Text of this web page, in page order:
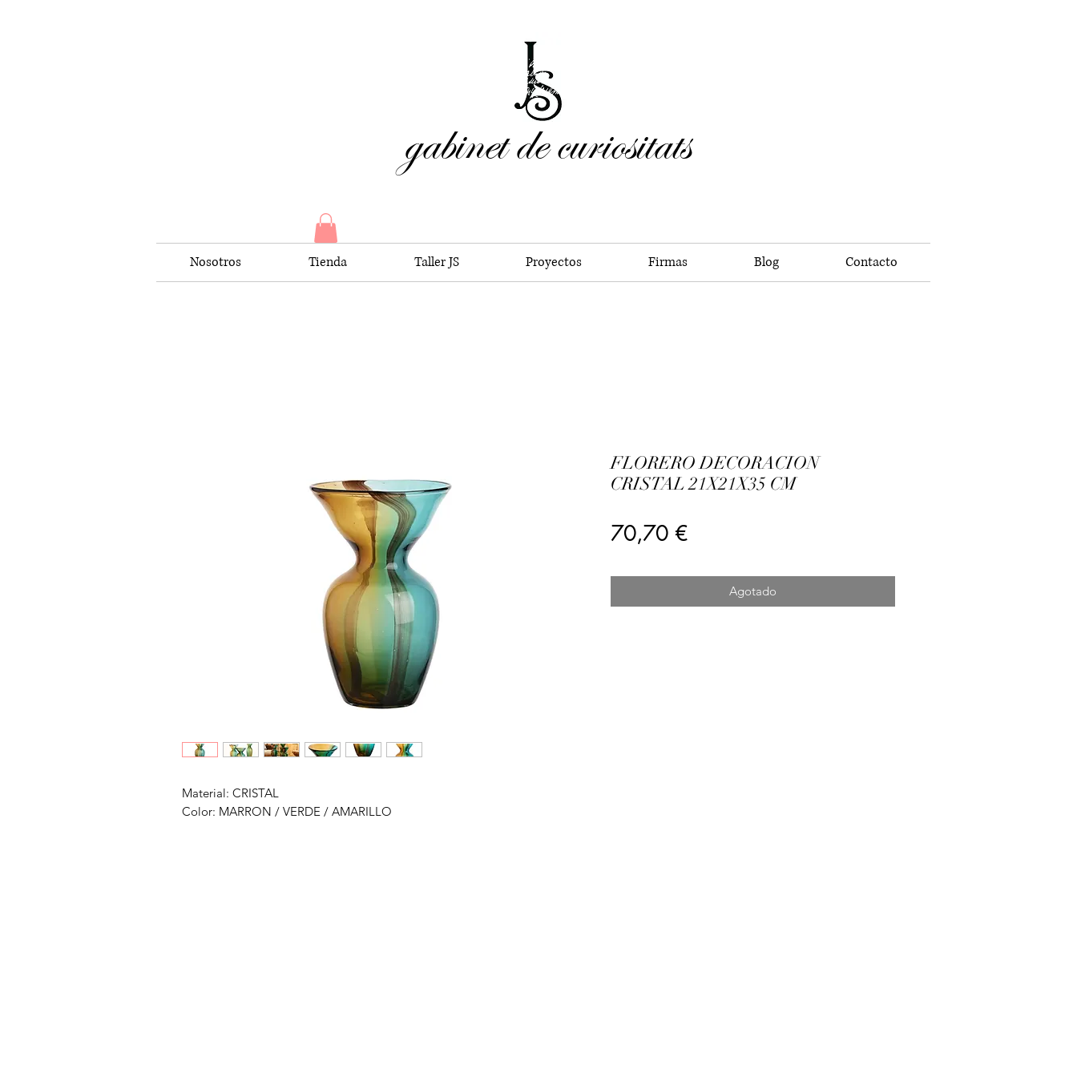
gabinet de curiositats
Nosotros Tienda Taller JS Proyectos Firmas Blog Contacto
Material: CRISTAL
Color: MARRON / VERDE / AMARILLO
FLORERO DECORACION
CRISTAL 21X21X35 CM
70,70 €Precio
Agotado